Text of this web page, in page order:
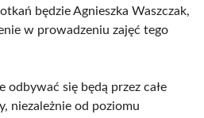
będzie Agnieszka Waszczak,
w prowadzeniu zajęć tego
się będą przez całe
niezależnie od poziomu